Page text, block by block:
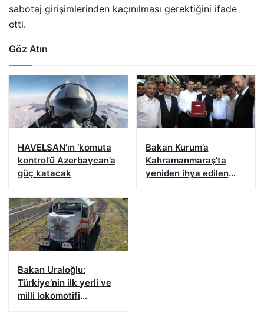
sabotaj girişimlerinden kaçınılması gerektiğini ifade
etti.
Göz Atın
HAVELSAN’ın ‘komuta
kontrol’ü Azerbaycan’a
güç katacak
Bakan Kurum’a
Kahramanmaraş’ta
yeniden ihya edilen
Bakan Uraloğlu:
Türkiye’nin ilk yerli ve
milli lokomotifi